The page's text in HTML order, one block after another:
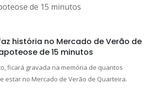
história no Mercado de Verão de
de 15 minutos
ficará gravada na memória de quantos
estar no Mercado de Verão de Quarteira.